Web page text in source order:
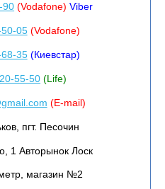
90 (Vodafone)Viber
05(Vodafone)
35(Киевстар)
55-50 (Life)
(E-mail)
пгт. Песочин
1 Авторынок Лоск
магазин №2